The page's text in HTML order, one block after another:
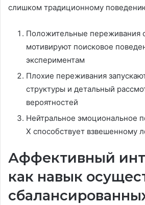
слишком традиционному
Положительные переживания
мотивируют поисковое
экспериментам
Плохие переживания
структуры и детальный
вероятностей
Нейтральное эмоциональное
X способствует взвешенному
Аффективный
как навык